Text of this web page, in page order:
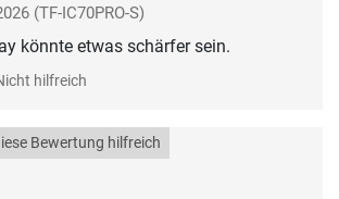
(TF-IC70PRO-S)
könnte etwas schärfer sein.
hilfreich
Bewertung hilfreich